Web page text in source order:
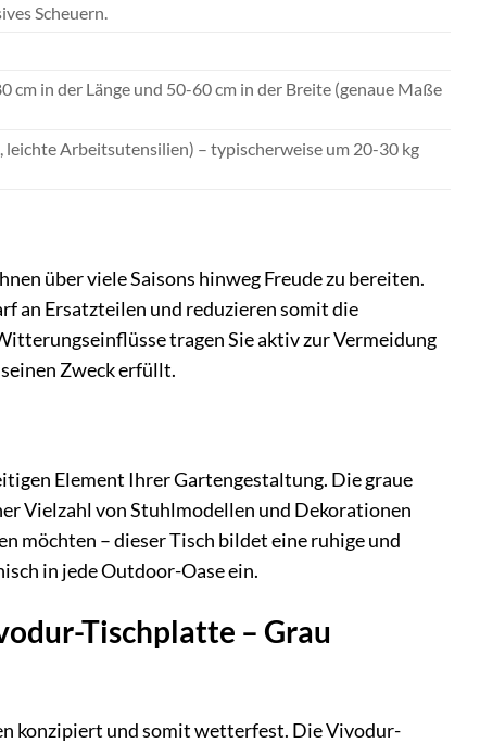
Scheuern.
in der Länge und 50-60 cm in der Breite (genaue Maße
leichte Arbeitsutensilien) – typischerweise um 20-30 kg
über viele Saisons hinweg Freude zu bereiten.
an Ersatzteilen und reduzieren somit die
tragen Sie aktiv zur Vermeidung
Zweck erfüllt.
Element Ihrer Gartengestaltung. Die graue
Vielzahl von Stuhlmodellen und Dekorationen
möchten – dieser Tisch bildet eine ruhige und
in jede Outdoor-Oase ein.
Tischplatte – Grau
konzipiert und somit wetterfest. Die Vivodur-